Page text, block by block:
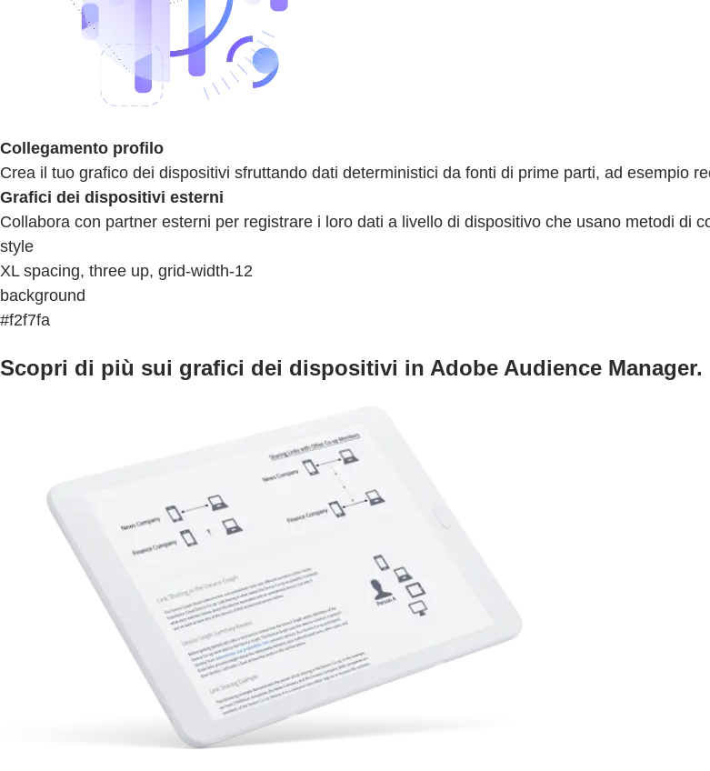
Collegamento profilo
Crea il tuo grafico dei dispositivi sfruttando dati deterministici da fonti di prime parti, ad esempio
Grafici dei dispositivi esterni
Collabora con partner esterni per registrare i loro dati a livello di dispositivo che usano metodi di
style
XL spacing, three up, grid-width-12
background
#f2f7fa
Scopri di più sui grafici dei dispositivi in Adobe Audience Manager.